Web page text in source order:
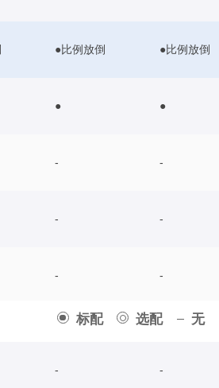
标配 选配 无
●比例放倒 ●比例放倒
● ●
- -
- -
- -
- -